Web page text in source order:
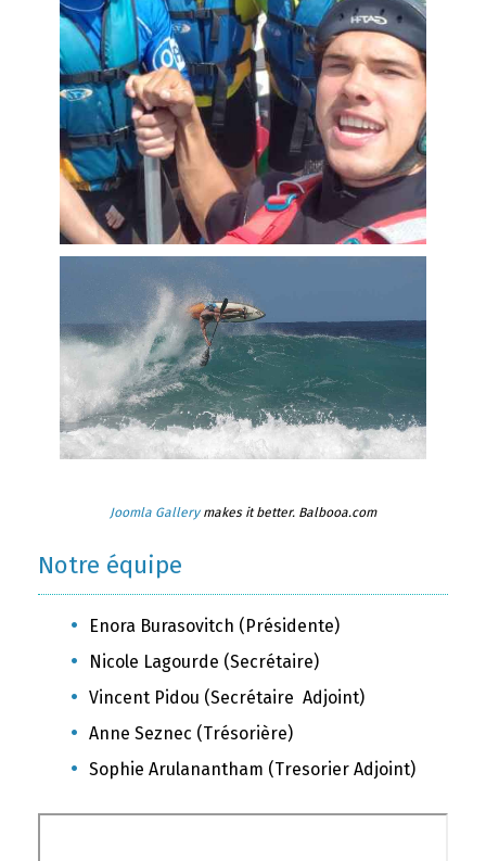
Joomla Gallerymakes it better. Balbooa.com
Notre équipe
Enora Burasovitch (Présidente)
Nicole Lagourde (Secrétaire)
Vincent Pidou (Secrétaire Adjoint)
Anne Seznec (Trésorière)
Sophie Arulanantham (Tresorier Adjoint)